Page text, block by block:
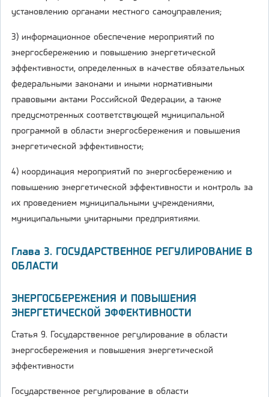
установлению органами местного самоуправления;
3) информационное обеспечение мероприятий по
энергосбережению и повышению энергетической
эффективности, определенных в качестве обязательных
федеральными законами и иными нормативными
правовыми актами Российской Федерации, а также
предусмотренных соответствующей муниципальной
программой в области энергосбережения и повышения
энергетической эффективности;
4) координация мероприятий по энергосбережению и
повышению энергетической эффективности и контроль за
их проведением муниципальными учреждениями,
муниципальными унитарными предприятиями.
Глава 3. ГОСУДАРСТВЕННОЕ РЕГУЛИРОВАНИЕ В
ОБЛАСТИ
ЭНЕРГОСБЕРЕЖЕНИЯ И ПОВЫШЕНИЯ
ЭНЕРГЕТИЧЕСКОЙ ЭФФЕКТИВНОСТИ
Статья 9. Государственное регулирование в области
энергосбережения и повышения энергетической
эффективности
Государственное регулирование в области